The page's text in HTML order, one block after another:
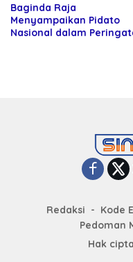
Baginda Raja
Menyampaikan Pidato
Nasional dalam
Redaksi Kode
Pedoman
Hak